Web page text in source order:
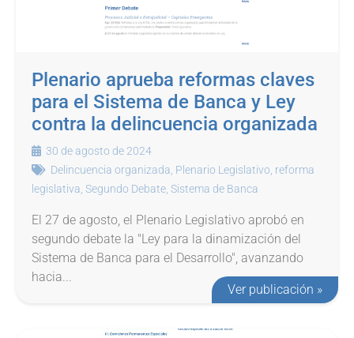
Plenario aprueba reformas claves
para el Sistema de Banca y Ley
contra la delincuencia organizada
30 de agosto de 2024
Delincuencia organizada Plenario Legislativo reforma
legislativa Segundo Debate Sistema de Banca
El 27 de agosto, el Plenario Legislativo aprobó en
segundo debate la "Ley para la dinamización del
Sistema de Banca para el Desarrollo", avanzando
hacia...
Ver publicación »